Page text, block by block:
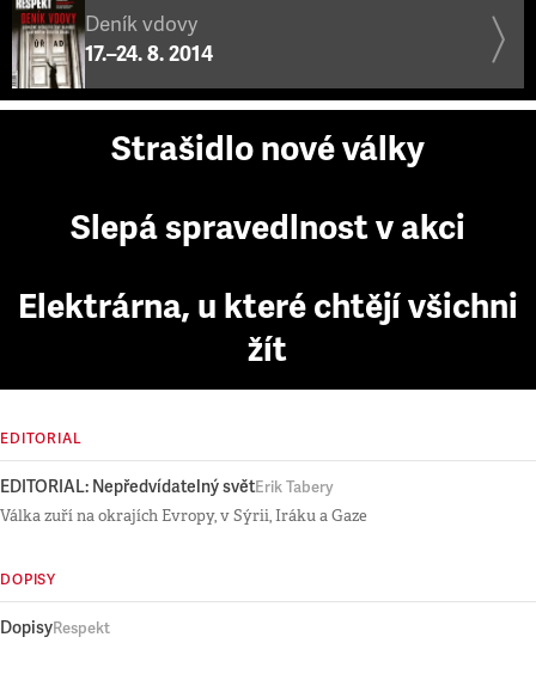
Deník vdovy
17.–24. 8. 2014
Strašidlo nové války
Slepá spravedlnost v akci
Elektrárna, u které chtějí všichni
žít
EDITORIAL
EDITORIAL: Nepředvídatelný světErik Tabery
Válka zuří na okrajích Evropy, v Sýrii, Iráku a Gaze
DOPISY
DopisyRespekt